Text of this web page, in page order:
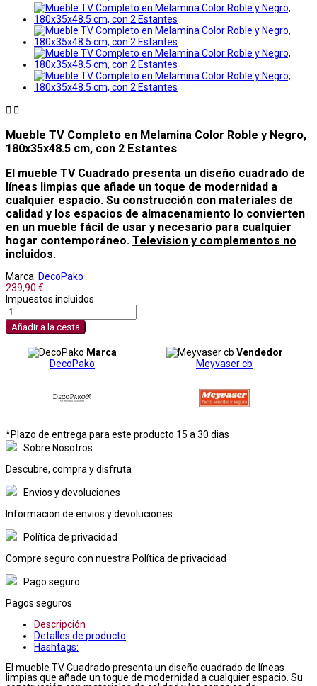
 
Mueble TV Completo en Melamina Color Roble y Negro,
180x35x48.5 cm, con 2 Estantes
El mueble TV Cuadrado presenta un diseño cuadrado de
líneas limpias que añade un toque de modernidad a
cualquier espacio. Su construcción con materiales de
calidad y los espacios de almacenamiento lo convierten
en un mueble fácil de usar y necesario para cualquier
hogar contemporáneo. Television y complementos no
incluidos.
Marca: DecoPako
239,90 €
Impuestos incluidos
Añadir a la cesta
Marca
DecoPako
Vendedor
Meyvaser cb
*Plazo de entrega para este producto 15 a 30 dias
Sobre Nosotros
Descubre, compra y disfruta
Envios y devoluciones
Informacion de envios y devoluciones
Política de privacidad
Compre seguro con nuestra Política de privacidad
Pago seguro
Pagos seguros
Descripción
Detalles de producto
Hashtags:
El mueble TV Cuadrado presenta un diseño cuadrado de líneas
limpias que añade un toque de modernidad a cualquier espacio. Su